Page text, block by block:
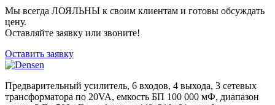
Мы всегда ЛОЯЛЬНЫ к своим клиентам и готовы обсуждать
цену.
Оставляйте заявку или звоните!
Оставить заявку
Предварительный усилитель, 6 входов, 4 выхода, 3 сетевых
трансформатора по 20VA, емкость БП 100 000 мФ, диапазон